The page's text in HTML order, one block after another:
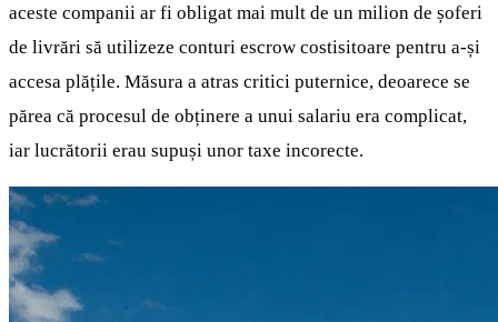
aceste companii ar fi obligat mai mult de un milion de șoferi
de livrări să utilizeze conturi escrow costisitoare pentru a-și
accesa plățile. Măsura a atras critici puternice, deoarece se
părea că procesul de obținere a unui salariu era complicat,
iar lucrătorii erau supuși unor taxe incorecte.